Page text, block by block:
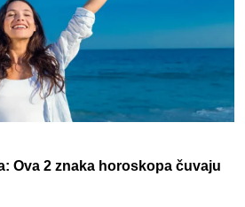
Ova 2 znaka horoskopa čuvaju